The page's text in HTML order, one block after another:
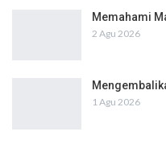
Memahami
2 Agu 2026
1 Agu 2026